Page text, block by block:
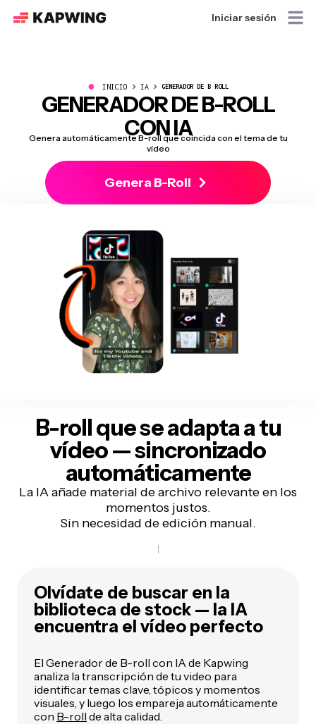
Iniciar sesión
● INICIO IA GENERADOR DE B ROLL
GENERADOR DE B-ROLL
CON IA
Genera automáticamente B-roll que coincida con el tema de tu
vídeo
Genera B-Roll
B-roll que se adapta a tu
vídeo —sincronizado
automáticamente
La IA añade material de archivo relevante en los
momentos justos.
Sin necesidad de edición manual.
Olvídate de buscar en la
biblioteca de stock — la IA
encuentra el vídeo perfecto
El Generador de B-roll con IA de Kapwing
analiza la transcripción de tu video para
identificar temas clave, tópicos y momentos
visuales, y luego los empareja automáticamente
con B-roll de alta calidad.